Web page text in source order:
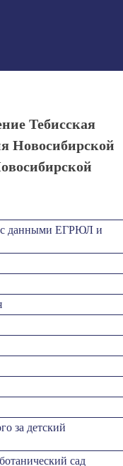
Тебисская
Новосибирской
с данными ЕГРЮЛ и
за детский
сад